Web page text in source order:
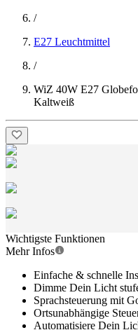
/
E27 Leuchtmittel
/
WiZ 40W E27
Kaltweiß
Wichtigste Funktionen
Mehr Infos
Einfache & schnelle
Dimme Dein Licht
Sprachsteuerung mit
Ortsunabhängige
Automatisiere Dein